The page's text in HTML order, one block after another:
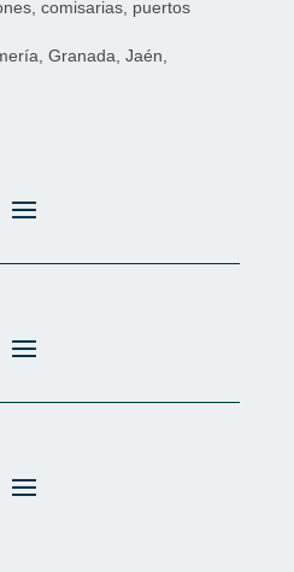
comisarias, puertos
Granada, Jaén,